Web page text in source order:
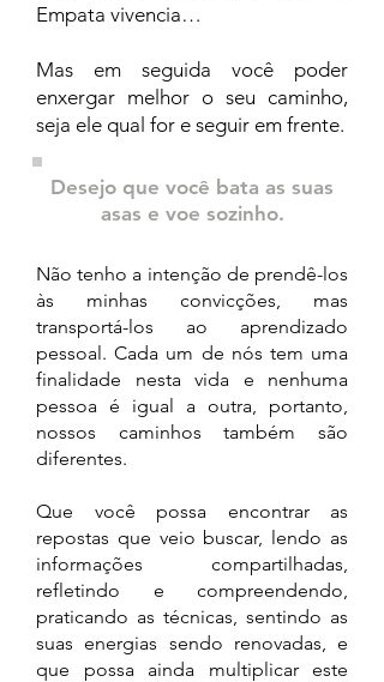
Empata vivencia…
Mas em seguida você poder
enxergar melhor o seu caminho,
seja ele qual for e seguir em frente.
Desejo que você bata as suas
asas e voe sozinho.
Não tenho a intenção de prendê-los
às minhas convicções, mas
transportá-los ao aprendizado
pessoal. Cada um de nós tem uma
finalidade nesta vida e nenhuma
pessoa é igual a outra, portanto,
nossos caminhos também são
diferentes.
Que você possa encontrar as
repostas que veio buscar, lendo as
informações compartilhadas,
refletindo e compreendendo,
praticando as técnicas, sentindo as
suas energias sendo renovadas, e
que possa ainda multiplicar este